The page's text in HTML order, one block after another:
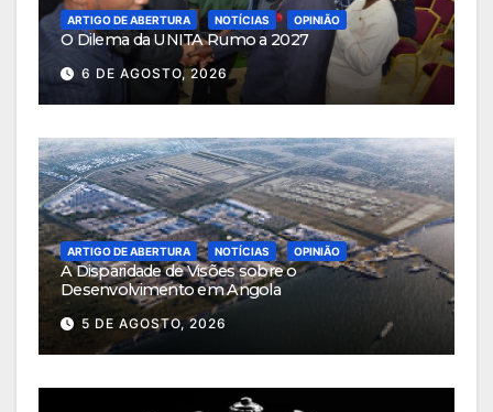
ARTIGO DE ABERTURA NOTÍCIAS OPINIÃO
O Dilema da UNITA Rumo a 2027
6 DE AGOSTO, 2026
ARTIGO DE ABERTURA NOTÍCIAS OPINIÃO
A Disparidade de Visões sobre o
Desenvolvimento em Angola
5 DE AGOSTO, 2026